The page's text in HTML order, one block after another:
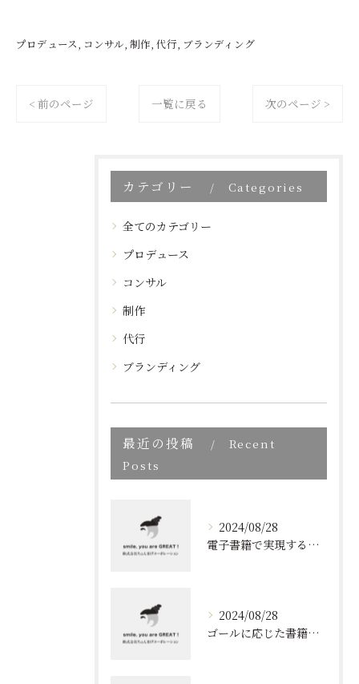
プロデュース コンサル 制作 代行 ブランディング
< 前のページ 一覧に戻る 次のページ >
カテゴリー Categories
全てのカテゴリー
プロデュース
コンサル
制作
代行
ブランディング
最近の投稿
Recent
Posts
2024/08/28
電子書籍で実現する質の高いブランディング
2024/08/28
ゴールに応じた書籍のプロデュース